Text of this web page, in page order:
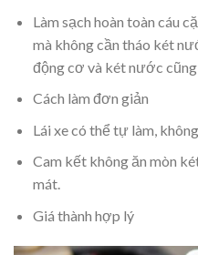
Làm sạch hoàn toàn cáu
mà không cần tháo két
động cơ và két nước
Cách làm đơn giản
Lái xe có thể tự làm,
Cam kết không ăn mòn
mát.
Giá thành hợp lý